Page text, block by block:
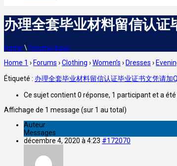
办理全套毕业材料留信认
Home \ forums/topic
Home 1 › Forums ›Clothing ›Women’s › Dresses ›
Étiqueté : 办理全套毕业材料留信认证毕业证书文凭请
Ce sujet contient 0 réponse, 1 participant et a
Affichage de 1 message (sur 1 au total)
Auteur
Messages
décembre 4, 2020 à 4:23 #172070